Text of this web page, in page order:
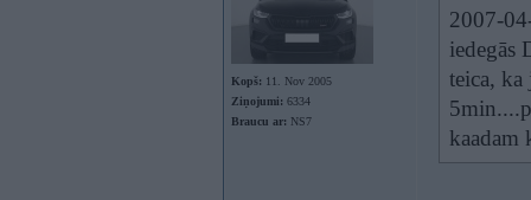
Kopš: 11. Nov 2005
Ziņojumi: 6334
Braucu ar: NS7
2007-
iedegās
teica, ka
kaadam